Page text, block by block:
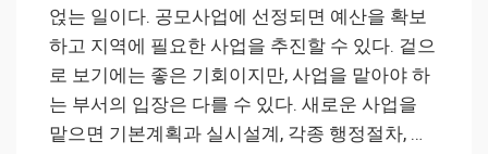
얹는 일이다. 공모사업에 선정되면 예산을 확보
하고 지역에 필요한 사업을 추진할 수 있다. 겉으
로 보기에는 좋은 기회이지만, 사업을 맡아야 하
는 부서의 입장은 다를 수 있다. 새로운 사업을
맡으면 기본계획과 실시설계, 각종 행정절차, …